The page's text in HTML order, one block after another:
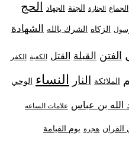
الجماع الجنازة الجنة الجهاد الحج
الزكاه الشرك بالله الشهادة
الفتن القبلة القتل الكعبة الكفر
الملائكة النار النساء الوحي
الله بن عباس علامات الساعه
القران هجرة يوم القيامة